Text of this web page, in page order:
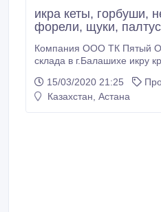
икра кеты, горбуши,
форели, щуки,
Компания ООО ТК Пятый
склада в г.Балашихе икру
130 и 140 грамм ГОСТ
300 и 500 грамм в пэт тару
15/03/2020 21:25
Казахстан, Астана